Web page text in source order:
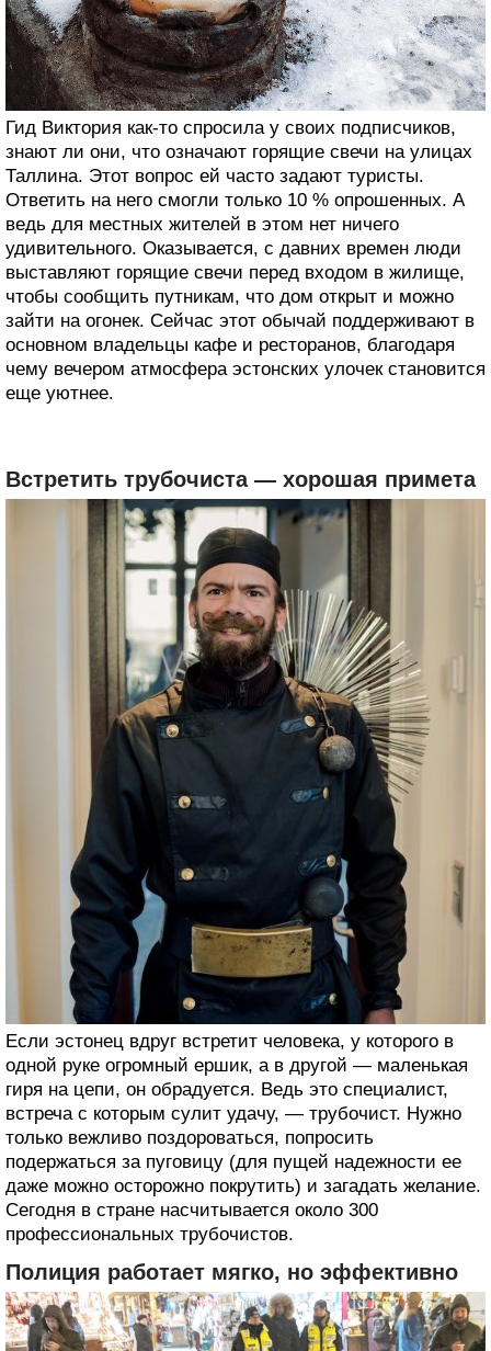
Гид Виктория как-то спросила у своих подписчиков,
знают ли они, что означают горящие свечи на улицах
Таллина. Этот вопрос ей часто задают туристы.
Ответить на него смогли только 10 % опрошенных. А
ведь для местных жителей в этом нет ничего
удивительного. Оказывается, с давних времен люди
выставляют горящие свечи перед входом в жилище,
чтобы сообщить путникам, что дом открыт и можно
зайти на огонек. Сейчас этот обычай поддерживают в
основном владельцы кафе и ресторанов, благодаря
чему вечером атмосфера эстонских улочек становится
еще уютнее.
Встретить трубочиста — хорошая примета
Если эстонец вдруг встретит человека, у которого в
одной руке огромный ершик, а в другой — маленькая
гиря на цепи, он обрадуется. Ведь это специалист,
встреча с которым сулит удачу, — трубочист. Нужно
только вежливо поздороваться, попросить
подержаться за пуговицу (для пущей надежности ее
даже можно осторожно покрутить) и загадать желание.
Сегодня в стране насчитывается около 300
профессиональных трубочистов.
Полиция работает мягко, но эффективно